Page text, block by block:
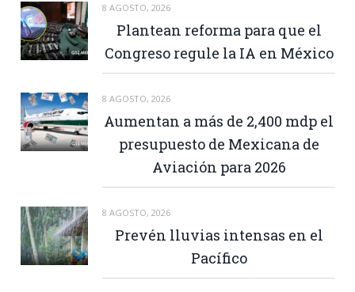
8 AGOSTO, 2026
Plantean reforma para que el
Congreso regule la IA en México
8 AGOSTO, 2026
Aumentan a más de 2,400 mdp el
presupuesto de Mexicana de
Aviación para 2026
8 AGOSTO, 2026
Prevén lluvias intensas en el
Pacífico